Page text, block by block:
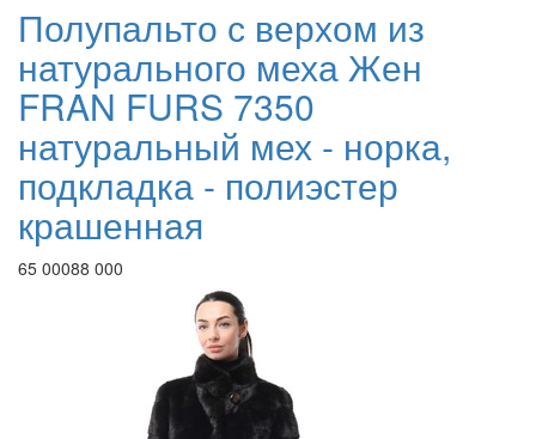
Полупальто с верхом из
натурального меха Жен
FRAN FURS 7350
натуральный мех - норка,
подкладка - полиэстер
крашенная
65 00088 000